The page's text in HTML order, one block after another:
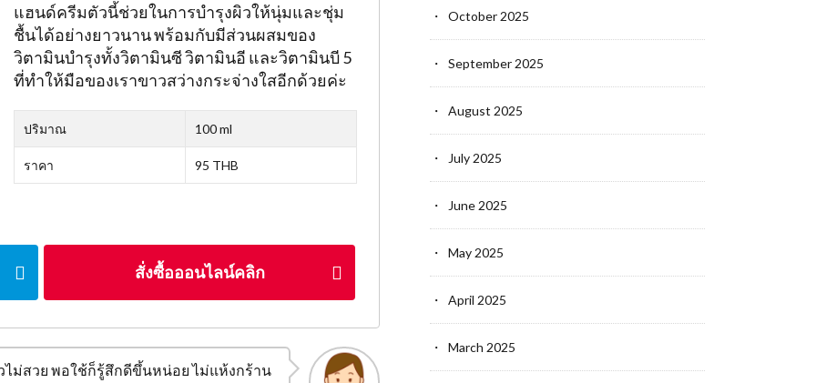
แฮนด์ครีมตัวนี้ช่วยในการบำรุงผิวให้นุ่มและชุ่ม
ชื้นได้อย่างยาวนาน พร้อมกับมีส่วนผสมของ
วิตามินบำรุงทั้งวิตามินซี วิตามินอี และวิตามินบี 5
ที่ทำให้มือของเราขาวสว่างกระจ่างใสอีกด้วยค่ะ
ปริมาณ 100 ml
ราคา 95 THB
สั่งซื้อออนไลน์คลิก
ม่สวย พอใช้ก็รู้สึกดีขึ้นหน่อย ไม่แห้งกร้าน
October 2025
September 2025
August 2025
July 2025
June 2025
May 2025
April 2025
March 2025